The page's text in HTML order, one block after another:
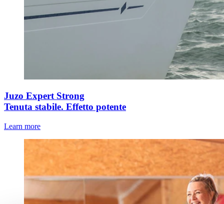
Juzo Expert Strong
Tenuta stabile. Effetto potente
Learn more